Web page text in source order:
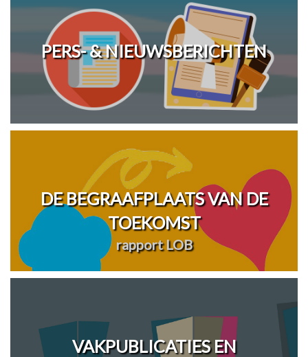
PERS- & NIEUWSBERICHTEN
DE BEGRAAFPLAATS VAN DE
TOEKOMST
rapport LOB
VAKPUBLICATIES EN